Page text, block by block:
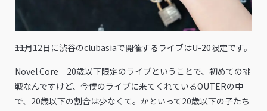
――11月12日に渋谷のclubasiaで開催するライブはU-20限定です。
Novel Core 20歳以下限定のライブということで、初めての挑
戦なんですけど、今僕のライブに来てくれているOUTERの中
で、20歳以下の割合は少なくて。かといって20歳以下の子たち